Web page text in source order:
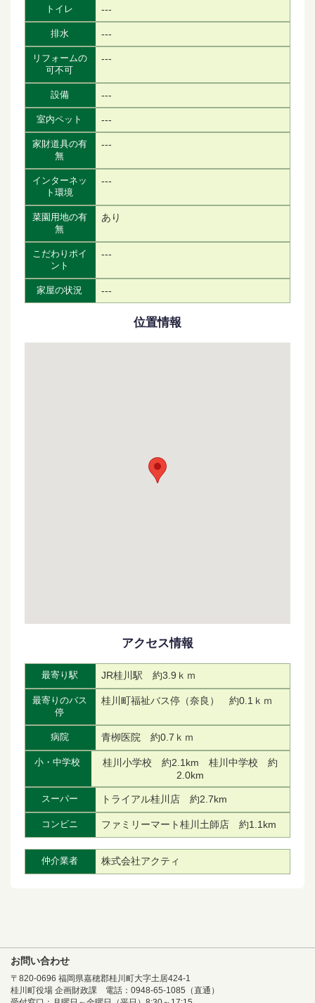
トイレ ---
排水 ---
リフォームの
可不可
---
設備 ---
室内ペット ---
家財道具の有
無
---
インターネッ
ト環境
---
菜園用地の有
無
あり
こだわりポイ
ント
---
家屋の状況 ---
位置情報
アクセス情報
最寄り駅 JR桂川駅 約3.9ｋｍ
最寄りのバス
停
桂川町福祉バス停（奈良） 約0.1ｋｍ
病院 青栁医院 約0.7ｋｍ
小・中学校
桂川小学校 約2.1km 桂川中学校 約
2.0km
スーパー トライアル桂川店 約2.7km
コンビニ ファミリーマート桂川土師店 約1.1km
仲介業者 株式会社アクティ
お問い合わせ
〒820-0696 福岡県嘉穂郡桂川町大字土居424-1
桂川町役場 企画財政課 電話：0948-65-1085（直通）